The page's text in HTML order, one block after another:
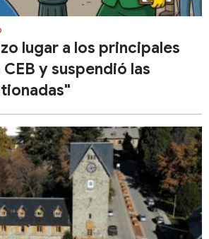
lugar a los principales
y suspendió las